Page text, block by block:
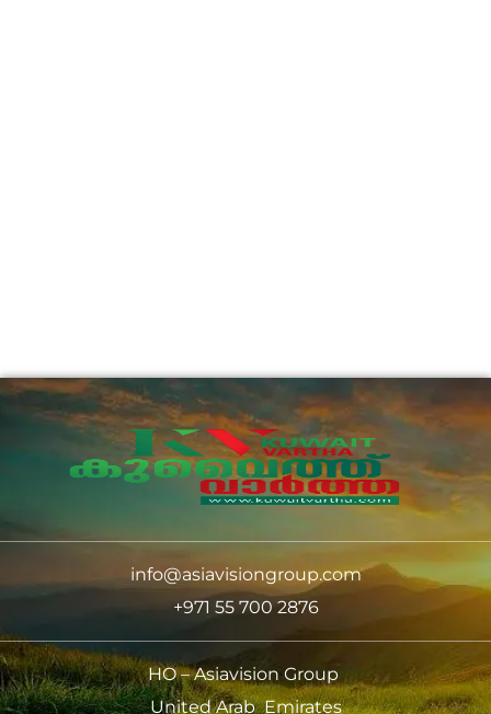
info@asiavisiongroup.com
+971 55 700 2876
HO – Asiavision Group
United Arab Emirates